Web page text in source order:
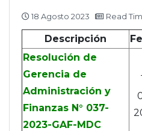
18 Agosto 2023 Read
Descripción
Resolución de
Gerencia de
Administración y
Finanzas N° 037-
2023-GAF-MDC